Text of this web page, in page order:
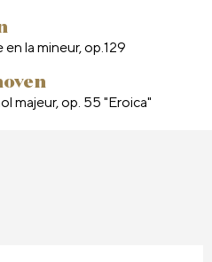
la mineur, op.129
majeur, op. 55 "Eroica"